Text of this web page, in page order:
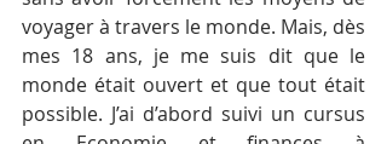
voyager à travers le monde. Mais, dès
mes 18 ans, je me suis dit que le
monde était ouvert et que tout était
possible. J’ai d’abord suivi un cursus